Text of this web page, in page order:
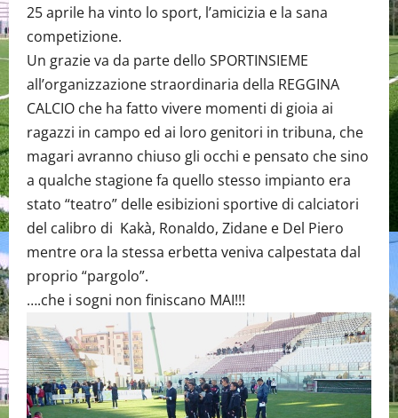
25 aprile ha vinto lo sport, l’amicizia e la sana
competizione.
Un grazie va da parte dello SPORTINSIEME
all’organizzazione straordinaria della REGGINA
CALCIO che ha fatto vivere momenti di gioia ai
ragazzi in campo ed ai loro genitori in tribuna, che
magari avranno chiuso gli occhi e pensato che sino
a qualche stagione fa quello stesso impianto era
stato “teatro” delle esibizioni sportive di calciatori
del calibro di Kakà, Ronaldo, Zidane e Del Piero
mentre ora la stessa erbetta veniva calpestata dal
proprio “pargolo”.
….che i sogni non finiscano MAI!!!